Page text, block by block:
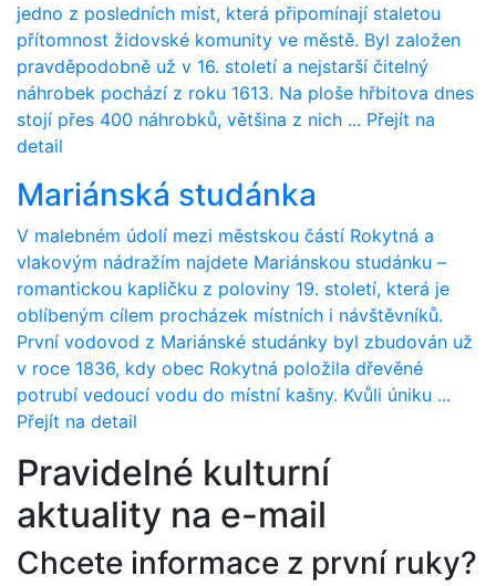
jedno z posledních míst, která připomínají staletou
přítomnost židovské komunity ve městě. Byl založen
pravděpodobně už v 16. století a nejstarší čitelný
náhrobek pochází z roku 1613. Na ploše hřbitova dnes
stojí přes 400 náhrobků, většina z nich ... Přejít na
detail
Mariánská studánka
V malebném údolí mezi městskou částí Rokytná a
vlakovým nádražím najdete Mariánskou studánku –
romantickou kapličku z poloviny 19. století, která je
oblíbeným cílem procházek místních i návštěvníků.
První vodovod z Mariánské studánky byl zbudován už
v roce 1836, kdy obec Rokytná položila dřevěné
potrubí vedoucí vodu do místní kašny. Kvůli úniku ...
Přejít na detail
Pravidelné kulturní
aktuality na e-mail
Chcete informace z první ruky?